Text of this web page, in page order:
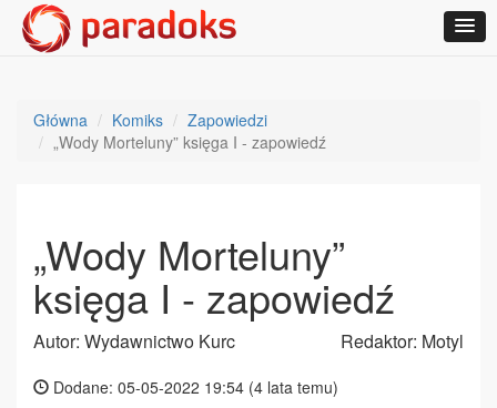
Główna Komiks
Zapowiedzi
„Wody Morteluny” księga I - zapowiedź
„Wody Morteluny”
księga I - zapowiedź
Autor: Wydawnictwo Kurc Redaktor: Motyl
Dodane: 05-05-2022 19:54 (4 lata temu)